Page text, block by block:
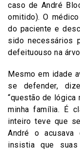
caso de André
omitido). O
do paciente e
sido necessários
defeituouso na
Mesmo em idade
se defender,
“questão de lógica
minha família. É
inteiro teve que
André o acusava
insistia que